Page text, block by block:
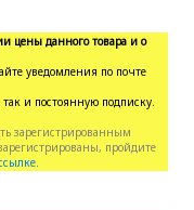
цены данного товара и о
уведомления по почте
и постоянную подписку.
зарегистрированным
пройдите